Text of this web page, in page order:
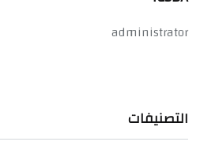
administrator
التصنيفات